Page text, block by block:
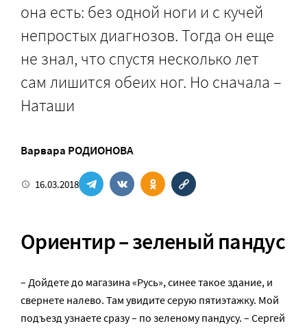
она есть: без одной ноги и с кучей
непростых диагнозов. Тогда он еще
не знал, что спустя несколько лет
сам лишится обеих ног. Но сначала –
Наташи
Варвара РОДИОНОВА
16.03.2018
Ориентир – зеленый пандус
– Дойдете до магазина «Русь», синее такое здание, и
свернете налево. Там увидите серую пятиэтажку. Мой
подъезд узнаете сразу – по зеленому пандусу. – Сергей